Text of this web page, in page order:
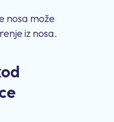
nosa može
iz nosa.